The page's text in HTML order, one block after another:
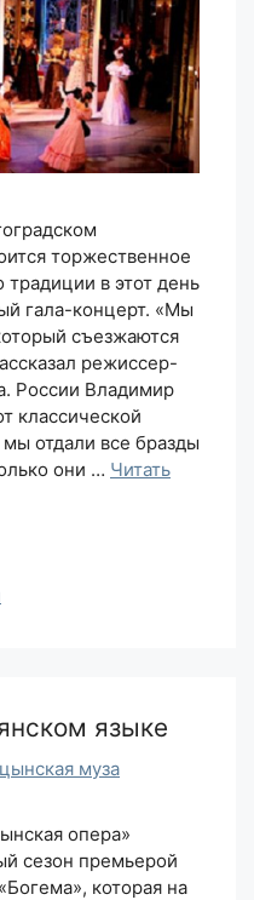
торжественное
в этот день
гала-концерт. «Мы
съезжаются
режиссер-
России Владимир
классической
отдали все бразды
они … Читать
языке
муза
опера»
сезон премьерой
которая на